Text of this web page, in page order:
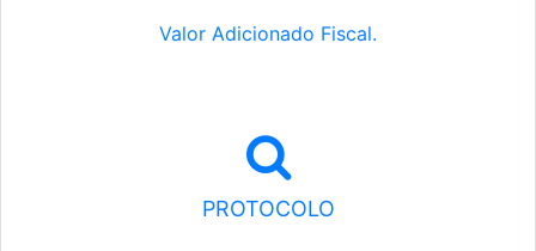
Valor Adicionado Fiscal.
PROTOCOLO